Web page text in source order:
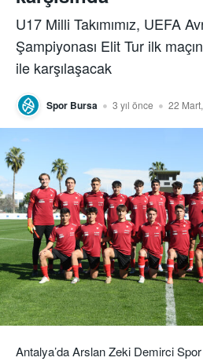
U17 Milli Takımımız, UEFA
Şampiyonası Elit Tur ilk
ile karşılaşacak
Spor Bursa 3 yıl önce 22
Antalya’da Arslan Zeki Demirci